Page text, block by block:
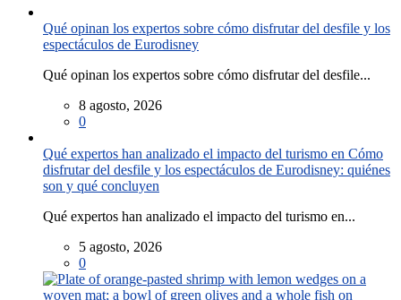
Qué opinan los expertos sobre cómo disfrutar del desfile y los
espectáculos de Eurodisney
Qué opinan los expertos sobre cómo disfrutar del desfile...
8 agosto, 2026
0
Qué expertos han analizado el impacto del turismo en Cómo
disfrutar del desfile y los espectáculos de Eurodisney: quiénes
son y qué concluyen
Qué expertos han analizado el impacto del turismo en...
5 agosto, 2026
0